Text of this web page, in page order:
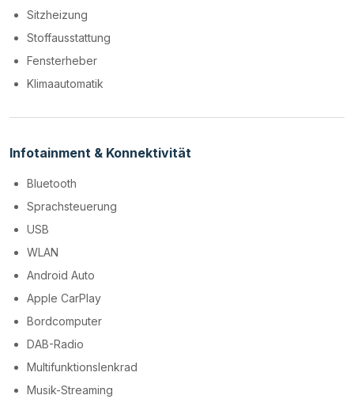
Sitzheizung
Stoffausstattung
Fensterheber
Klimaautomatik
Infotainment & Konnektivität
Bluetooth
Sprachsteuerung
USB
WLAN
Android Auto
Apple CarPlay
Bordcomputer
DAB-Radio
Multifunktionslenkrad
Musik-Streaming